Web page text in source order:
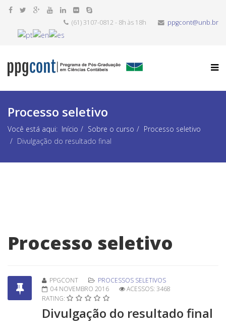
(61) 3107-0812 - 8h às 18h ppgcont@unb.br
Processo seletivo
Você está aqui: Início Sobre o curso
Processo seletivo
Divulgação do resultado final
Processo seletivo
PPGCONT
PROCESSOS SELETIVOS
04 NOVEMBRO 2016
ACESSOS: 3468
RATING:
Divulgação do resultado final